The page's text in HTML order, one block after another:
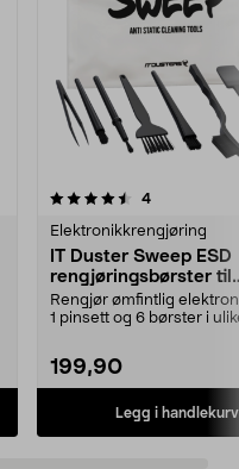
4anmeldelser
Elektronikkrengjøring
IT Duster Sweep ESD
rengjøringsbørster til
elektronikk
Rengjør ømfintlig
1 pinsett og 6 børster i
199,90
Legg i handlekurv
4.5 av 5 stjerner